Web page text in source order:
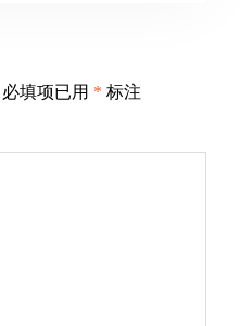
必填项已用 * 标注